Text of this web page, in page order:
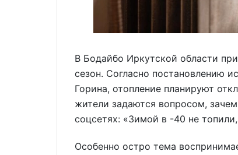
В Бодайбо Иркутской области
сезон. Согласно постановлению
Горина, отопление планируют
жители задаются вопросом,
соцсетях: «Зимой в -40 не
Особенно остро тема